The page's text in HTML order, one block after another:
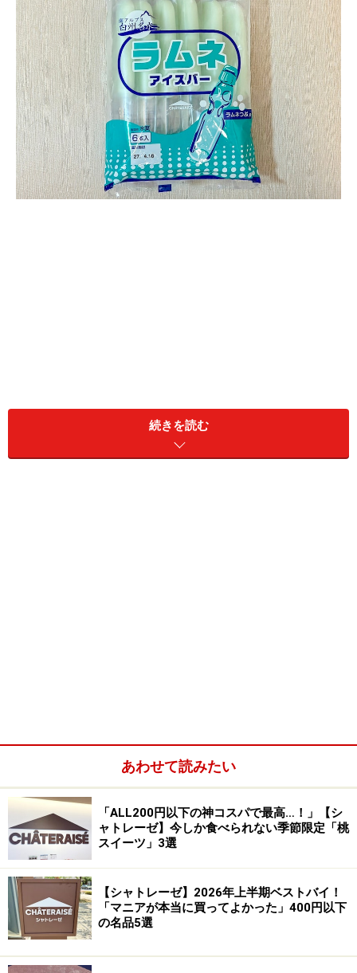
「ラムネアイスバー」6本入 259円（税込）
最初にご紹介するのは「ラムネアイスバー」6本入 259円
楽しめる、これからの暑い季節にピッタリの爽快アイス
続きを読む
あわせて読みたい
「ALL200円以下の神コスパで最高…！」【シ
ャトレーゼ】今しか食べられない季節限定「桃
スイーツ」3選
【シャトレーゼ】2026年上半期ベストバイ！
「マニアが本当に買ってよかった」400円以下
の名品5選